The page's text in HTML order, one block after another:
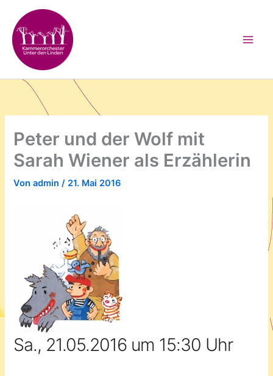
Inhalt
springen
Peter und der Wolf mit
Sarah Wiener als Erzählerin
Vonadmin/ 21. Mai 2016
Sa., 21.05.2016 um 15:30 Uhr